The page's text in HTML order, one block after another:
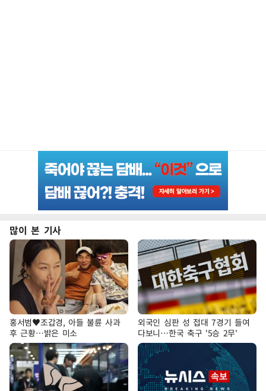
많이 본 기사
홍서범♥조갑경, 아들 불륜 사과
후 근황…밝은 미소
외국인 심판 성 접대 7경기 들여
다보니…한국 축구 '5승 2무'